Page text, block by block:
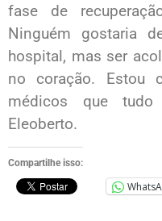
fase de
Ninguém gostaria
hospital, mas ser
no coração. Estou
médicos que
Eleoberto.
Compartilhe isso: